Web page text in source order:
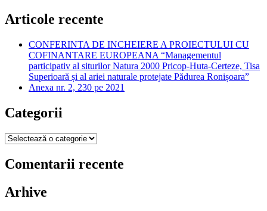
Articole recente
CONFERINTA DE INCHEIERE A PROIECTULUI CU
COFINANTARE EUROPEANA “Managementul
participativ al siturilor Natura 2000 Pricop-Huta-Certeze, Tisa
Superioară și al ariei naturale protejate Pădurea Ronișoara”
Anexa nr. 2, 230 pe 2021
Categorii
Categorii
Comentarii recente
Arhive